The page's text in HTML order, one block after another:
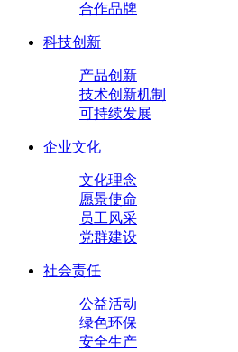
合作品牌
科技创新
产品创新
技术创新机制
可持续发展
企业文化
文化理念
愿景使命
员工风采
党群建设
社会责任
公益活动
绿色环保
安全生产